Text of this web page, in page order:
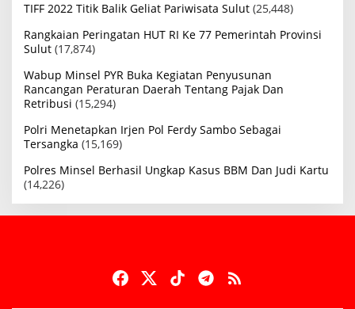
TIFF 2022 Titik Balik Geliat Pariwisata Sulut (25,448)
Rangkaian Peringatan HUT RI Ke 77 Pemerintah Provinsi
Sulut (17,874)
Wabup Minsel PYR Buka Kegiatan Penyusunan
Rancangan Peraturan Daerah Tentang Pajak Dan
Retribusi (15,294)
Polri Menetapkan Irjen Pol Ferdy Sambo Sebagai
Tersangka (15,169)
Polres Minsel Berhasil Ungkap Kasus BBM Dan Judi Kartu
(14,226)